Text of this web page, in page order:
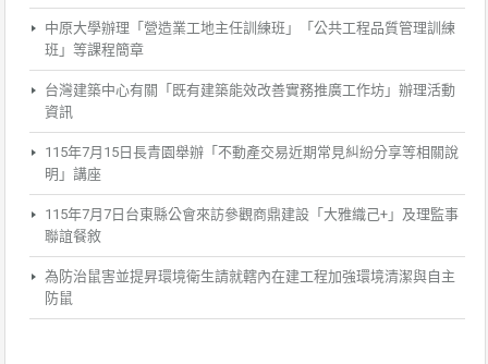
中原大學辦理「營造業工地主任訓練班」「公共工程品質管理訓練
班」等課程簡章
台灣建築中心有關「既有建築能效改善實務推廣工作坊」辦理活動
資訊
115年7月15日長青園舉辦「不動產交易近期常見糾紛分享等相關說
明」講座
115年7月7日台東縣公會來訪參觀商鼎建設「大雅織己+」及理監事
聯誼餐敘
為防治鼠害並提昇環境衛生請就轄內在建工程加強環境清潔與自主
防鼠